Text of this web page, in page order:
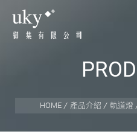
PROD
HOME 產品介紹 軌道燈